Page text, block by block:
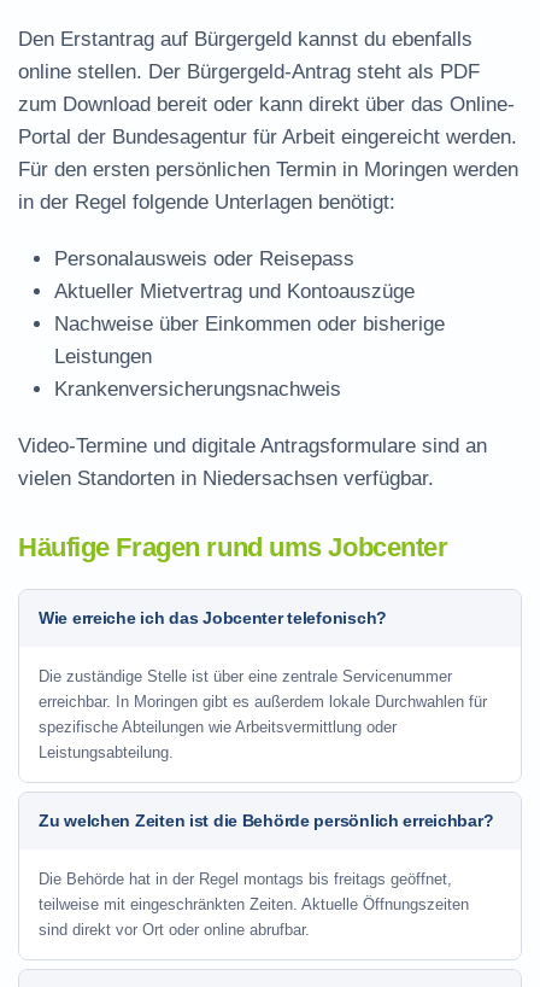
Den Erstantrag auf Bürgergeld kannst du ebenfalls
online stellen. Der Bürgergeld-Antrag steht als PDF
zum Download bereit oder kann direkt über das Online-
Portal der Bundesagentur für Arbeit eingereicht werden.
Für den ersten persönlichen Termin in Moringen werden
in der Regel folgende Unterlagen benötigt:
Personalausweis oder Reisepass
Aktueller Mietvertrag und Kontoauszüge
Nachweise über Einkommen oder bisherige
Leistungen
Krankenversicherungsnachweis
Video-Termine und digitale Antragsformulare sind an
vielen Standorten in Niedersachsen verfügbar.
Häufige Fragen rund ums Jobcenter
Wie erreiche ich das Jobcenter telefonisch?
Die zuständige Stelle ist über eine zentrale Servicenummer
erreichbar. In Moringen gibt es außerdem lokale Durchwahlen für
spezifische Abteilungen wie Arbeitsvermittlung oder
Leistungsabteilung.
Zu welchen Zeiten ist die Behörde persönlich erreichbar?
Die Behörde hat in der Regel montags bis freitags geöffnet,
teilweise mit eingeschränkten Zeiten. Aktuelle Öffnungszeiten
sind direkt vor Ort oder online abrufbar.